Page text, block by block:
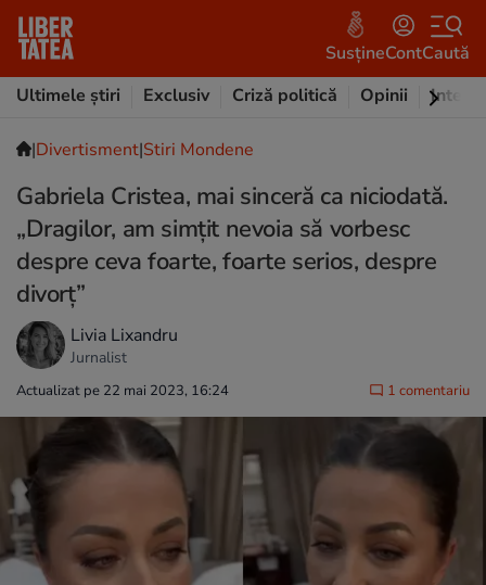
SusțineContCaută
Ultimele știri
Exclusiv Criză politică Opinii
|Divertisment|Stiri Mondene
Gabriela Cristea, mai sinceră ca niciodată.
„Dragilor, am simțit nevoia să vorbesc
despre ceva foarte, foarte serios, despre
divorț”
Livia Lixandru
Jurnalist
Actualizat pe 22 mai 2023, 16:24 1 comentariu